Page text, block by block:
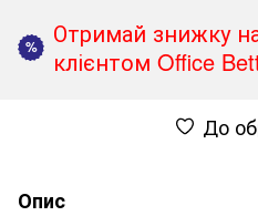
%
Отримай знижку
клієнтом Office
До
Опис